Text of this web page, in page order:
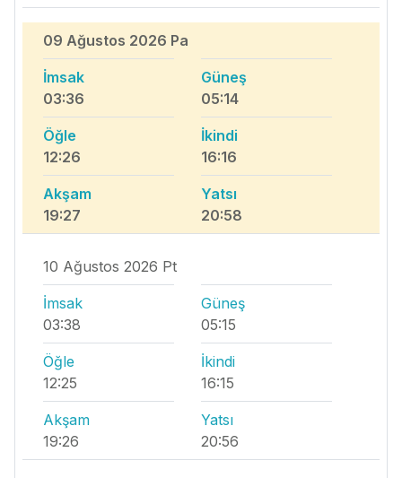
09 Ağustos 2026 Pa
İmsak
03:36
Güneş
05:14
Öğle
12:26
İkindi
16:16
Akşam
19:27
Yatsı
20:58
10 Ağustos 2026 Pt
İmsak
03:38
Güneş
05:15
Öğle
12:25
İkindi
16:15
Akşam
19:26
Yatsı
20:56